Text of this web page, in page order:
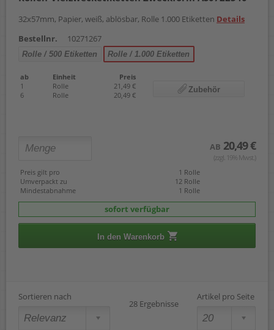
32x57mm, Papier, weiß, ablösbar, Rolle 1.000 Etiketten Details
Bestellnr.
10271267
Rolle / 500 Etiketten Rolle / 1.000 Etiketten
ab Einheit
Preis
1
Rolle
21,49 €
6
Rolle 20,49 €
Zubehör
AB 20,49 €
(zzgl. 19% Mwst.)
Preis gilt pro
1 Rolle
Umverpackt zu
12 Rolle
Mindestabnahme
1 Rolle
sofort verfügbar
In den Warenkorb
Sortieren nach
28 Ergebnisse
Artikel pro Seite